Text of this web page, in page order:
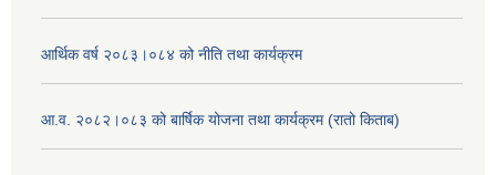
आर्थिक वर्ष २०८३।०८४ को नीति तथा कार्यक्रम
आ.व. २०८२।०८३ को बार्षिक योजना तथा कार्यक्रम (रातो किताब)